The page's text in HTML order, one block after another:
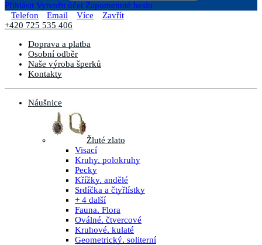
Přihlásit Vytvořit účet Zapomenuté heslo
Telefon
Email Více
Zavřít
+420 725 535 406
Doprava a platba
Osobní odběr
Naše výroba šperků
Kontakty
Náušnice
Žluté zlato
Visací
Kruhy, polokruhy
Pecky
Křížky, andělé
Srdíčka a čtyřlístky
+ 4 další
Fauna, Flora
Oválné, čtvercové
Kruhové, kulaté
Geometrický, soliterní